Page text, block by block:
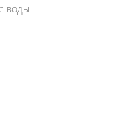
воды